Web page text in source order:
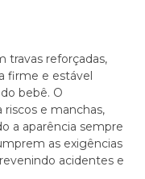
travas reforçadas,
firme e estável
bebê. O
e manchas,
a aparência sempre
as exigências
acidentes e